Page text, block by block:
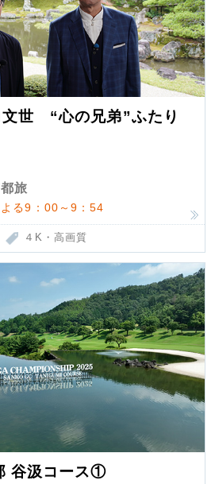
世 “心の兄弟”ふたり
旅
る9：00～9：54
４K・高画質
谷汲コース①